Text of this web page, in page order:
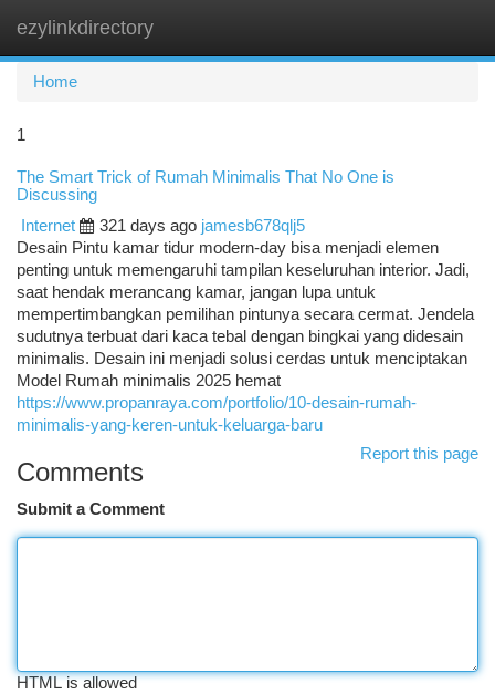
ezylinkdirectory
Home
1
The Smart Trick of Rumah Minimalis That No One is
Discussing
Internet
321 days ago jamesb678qlj5
Desain Pintu kamar tidur modern-day bisa menjadi elemen
penting untuk memengaruhi tampilan keseluruhan interior. Jadi,
saat hendak merancang kamar, jangan lupa untuk
mempertimbangkan pemilihan pintunya secara cermat. Jendela
sudutnya terbuat dari kaca tebal dengan bingkai yang didesain
minimalis. Desain ini menjadi solusi cerdas untuk menciptakan
Model Rumah minimalis 2025 hemat
https://www.propanraya.com/portfolio/10-desain-rumah-
minimalis-yang-keren-untuk-keluarga-baru
Report this page
Comments
Submit a Comment
HTML is allowed